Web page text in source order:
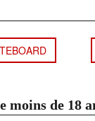
moins de 18